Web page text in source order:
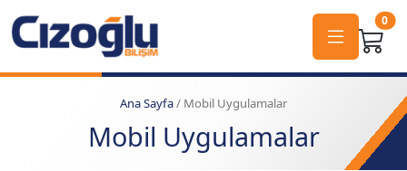
0
Ana Sayfa/ Mobil Uygulamalar
Mobil Uygulamalar